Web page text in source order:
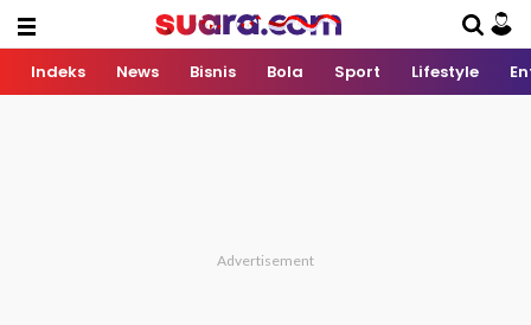
Indeks News Bisnis Bola Sport Lifestyle